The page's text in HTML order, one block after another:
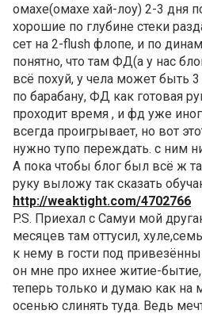
омахе(омахе хай-лоу) 2-3 дня
хорошие по глубине стеки
сет на 2-flush флопе, и по
понятно, что там ФД(а у нас
всё похуй, у чела может быть
по барабану, ФД как готовая
проходит время , и фд уже
всегда проигрывает, но вот
нужно тупо переждать. с ним
А пока чтобы блог был всё ж
руку выложу так сказать
http://weaktight.com/4702766
P.S. Приехал с Самуи мой
месяцев там оттусил,
к нему в гости под
он мне про ихнее житие-
теперь только и думаю как на
осенью слинять туда. Ведь